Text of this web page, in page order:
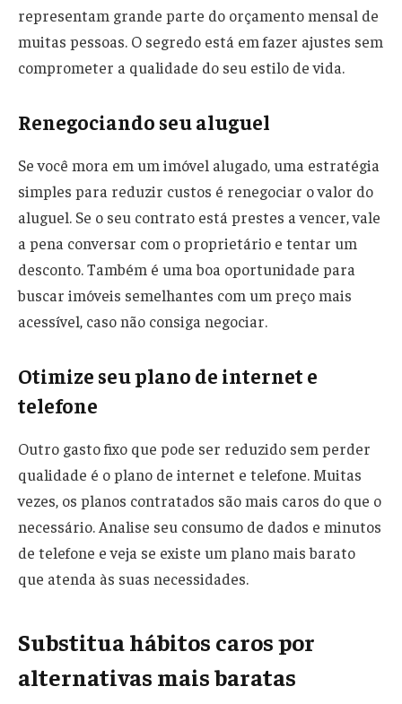
representam grande parte do orçamento mensal de
muitas pessoas. O segredo está em fazer ajustes sem
comprometer a qualidade do seu estilo de vida.
Renegociando seu aluguel
Se você mora em um imóvel alugado, uma estratégia
simples para reduzir custos é renegociar o valor do
aluguel. Se o seu contrato está prestes a vencer, vale
a pena conversar com o proprietário e tentar um
desconto. Também é uma boa oportunidade para
buscar imóveis semelhantes com um preço mais
acessível, caso não consiga negociar.
Otimize seu plano de internet e
telefone
Outro gasto fixo que pode ser reduzido sem perder
qualidade é o plano de internet e telefone. Muitas
vezes, os planos contratados são mais caros do que o
necessário. Analise seu consumo de dados e minutos
de telefone e veja se existe um plano mais barato
que atenda às suas necessidades.
Substitua hábitos caros por
alternativas mais baratas